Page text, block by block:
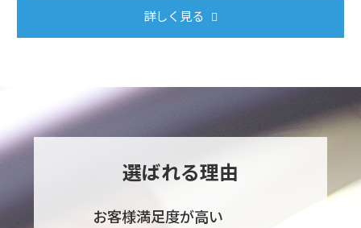
詳しく見る
選ばれる理由
お客様満足度が高い